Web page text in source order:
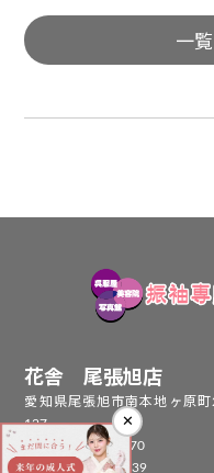
一
花舎 尾張旭店
愛知県尾張旭市南本地ヶ原町
127
TEL： 0561-55-5170
FAX：0561-55-5239
✕